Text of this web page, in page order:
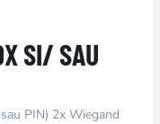
SI/ SAU
PIN) 2x Wiegand